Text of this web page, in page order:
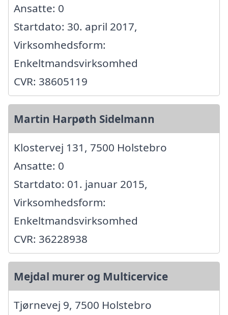
Ansatte: 0
Startdato: 30. april 2017,
Virksomhedsform:
Enkeltmandsvirksomhed
CVR: 38605119
Martin Harpøth Sidelmann
Klostervej 131, 7500 Holstebro
Ansatte: 0
Startdato: 01. januar 2015,
Virksomhedsform:
Enkeltmandsvirksomhed
CVR: 36228938
Mejdal murer og Multicervice
Tjørnevej 9, 7500 Holstebro